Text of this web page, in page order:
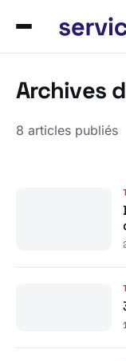
Archives
8 articles publiés